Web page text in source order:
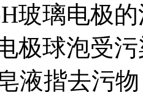
璃电极的
泡受污染
液揩去污